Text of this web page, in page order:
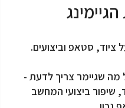
סטאפ וביצועים.
שגיימר צריך לדעת -
שיפור ביצועי המחשב